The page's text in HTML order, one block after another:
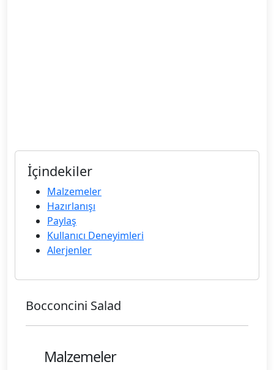
İçindekiler
Malzemeler
Hazırlanışı
Paylaş
Kullanıcı Deneyimleri
Alerjenler
Bocconcini Salad
Malzemeler